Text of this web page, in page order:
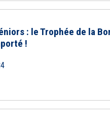
: le Trophée de la
!